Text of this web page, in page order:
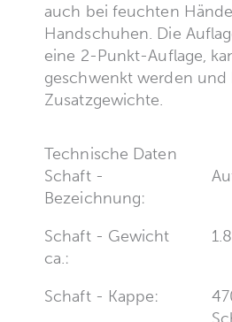
auch bei feuchten
Handschuhen. Die
eine 2-Punkt-Auflage,
geschwenkt werden und
Zusatzgewichte.
Technische Daten
Schaft -
Bezeichnung:
Schaft - Gewicht
ca.:
Schaft - Kappe: